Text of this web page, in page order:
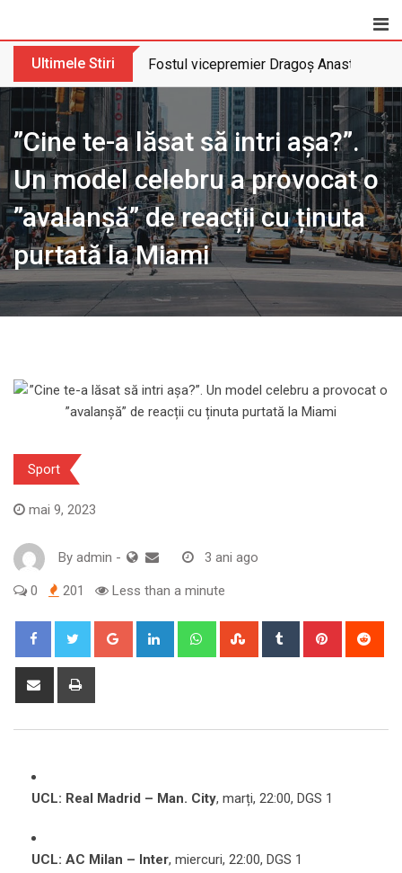
Ultimele Stiri Fostul vicepremier Dragoș Anastasiu
”Cine te-a lăsat să intri așa?”.
Un model celebru a provocat o
”avalanșă” de reacții cu ținuta
purtată la Miami
Sport
mai 9, 2023
By admin - 3 ani ago
0 201 Less than a minute
Google+ LinkedIn WhatsappStumbleUpon
Tumblr Pinterest
Share
UCL: Real Madrid – Man. City, marți, 22:00, DGS 1
UCL: AC Milan – Inter, miercuri, 22:00, DGS 1